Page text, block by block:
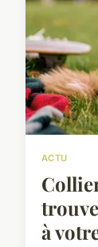
ACTU
à